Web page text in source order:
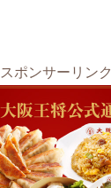
スポンサーリンク